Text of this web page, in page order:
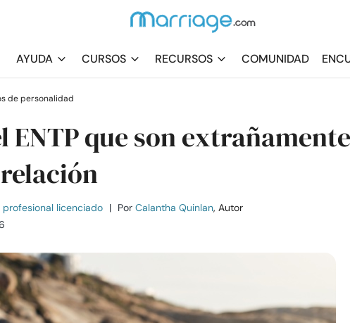
AYUDA CURSOS RECURSOS COMUNIDAD
de personalidad
ENTP que son extrañamente
profesional licenciado | Por Calantha Quinlan, Autor